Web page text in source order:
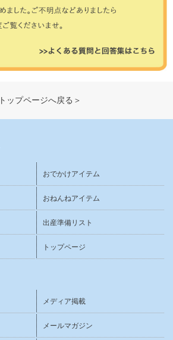
トップページへ戻る＞
おでかけアイテム
おねんねアイテム
出産準備リスト
トップページ
メディア掲載
メールマガジン